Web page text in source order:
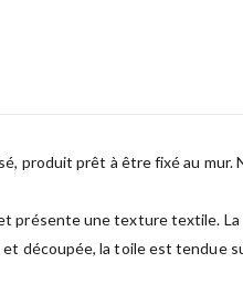
produit prêt à être fixé au mur.
présente une texture textile.
découpée, la toile est tendue